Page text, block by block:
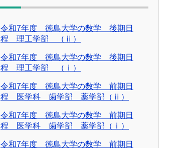
令和7年度 徳島大学の数学 後期日
程 理工学部 （ⅱ）
令和7年度 徳島大学の数学 後期日
程 理工学部 （ⅰ）
令和7年度 徳島大学の数学 前期日
程 医学科 歯学部 薬学部（ⅱ）
令和7年度 徳島大学の数学 前期日
程 医学科 歯学部 薬学部（ⅰ）
令和7年度 徳島大学の数学 前期日